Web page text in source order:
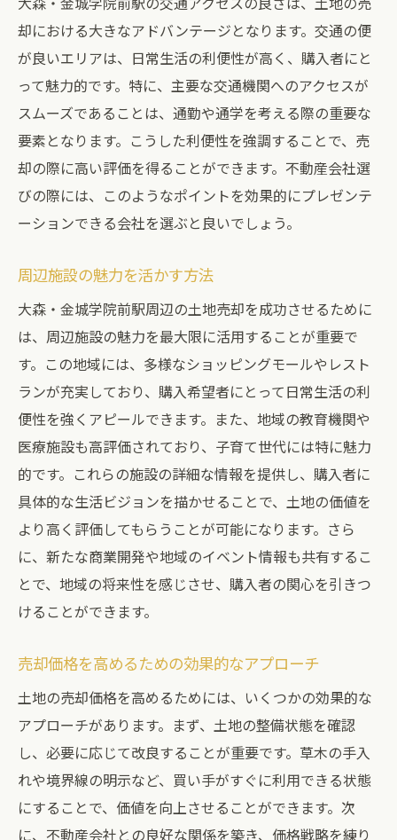
却における大きなアドバンテージとなります。交通の便
が良いエリアは、日常生活の利便性が高く、購入者にと
って魅力的です。特に、主要な交通機関へのアクセスが
スムーズであることは、通勤や通学を考える際の重要な
要素となります。こうした利便性を強調することで、売
却の際に高い評価を得ることができます。不動産会社選
びの際には、このようなポイントを効果的にプレゼンテ
ーションできる会社を選ぶと良いでしょう。
周辺施設の魅力を活かす方法
大森・金城学院前駅周辺の土地売却を成功させるために
は、周辺施設の魅力を最大限に活用することが重要で
す。この地域には、多様なショッピングモールやレスト
ランが充実しており、購入希望者にとって日常生活の利
便性を強くアピールできます。また、地域の教育機関や
医療施設も高評価されており、子育て世代には特に魅力
的です。これらの施設の詳細な情報を提供し、購入者に
具体的な生活ビジョンを描かせることで、土地の価値を
より高く評価してもらうことが可能になります。さら
に、新たな商業開発や地域のイベント情報も共有するこ
とで、地域の将来性を感じさせ、購入者の関心を引きつ
けることができます。
売却価格を高めるための効果的なアプローチ
土地の売却価格を高めるためには、いくつかの効果的な
アプローチがあります。まず、土地の整備状態を確認
し、必要に応じて改良することが重要です。草木の手入
れや境界線の明示など、買い手がすぐに利用できる状態
にすることで、価値を向上させることができます。次
に、不動産会社との良好な関係を築き、価格戦略を練り